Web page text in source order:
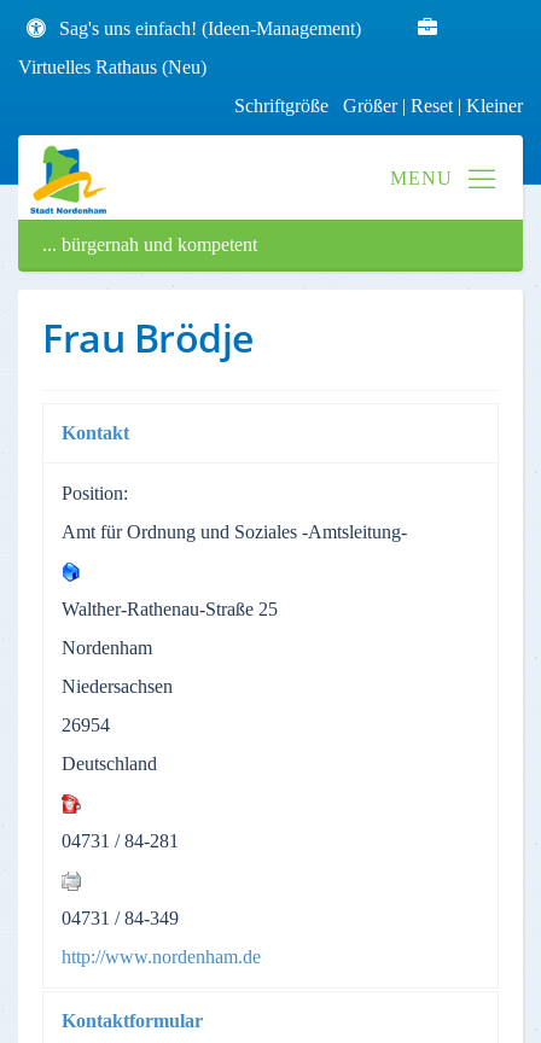
Sag's uns einfach! (Ideen-Management)
Virtuelles Rathaus (Neu)
Schriftgröße Größer| Reset | Kleiner
... bürgernah und kompetent
Frau Brödje
Kontakt
Position:
Amt für Ordnung und Soziales -Amtsleitung-
Walther-Rathenau-Straße 25
Nordenham
Niedersachsen
26954
Deutschland
04731 / 84-281
04731 / 84-349
http://www.nordenham.de
Kontaktformular